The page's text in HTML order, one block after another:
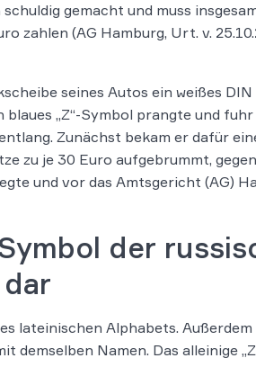
gemacht und muss
zahlen (AG Hamburg, Urt. v.
seines Autos ein weißes
„Z“-Symbol prangte und fuhr
Zunächst bekam er dafür
zu je 30 Euro aufgebrummt,
und vor das Amtsgericht (AG)
der
lateinischen Alphabets. Außerdem
demselben Namen. Das alleinige